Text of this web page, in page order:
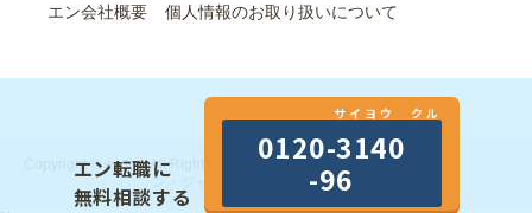
エン会社概要 個人情報のお取り扱いについて
エン転職に
無料相談する
サイヨウ クル
0120-3140
-96
Copyright © en Inc. All Rights Reserved.｜エン株式会社（旧：エ
ン・ジャパン株式会社）